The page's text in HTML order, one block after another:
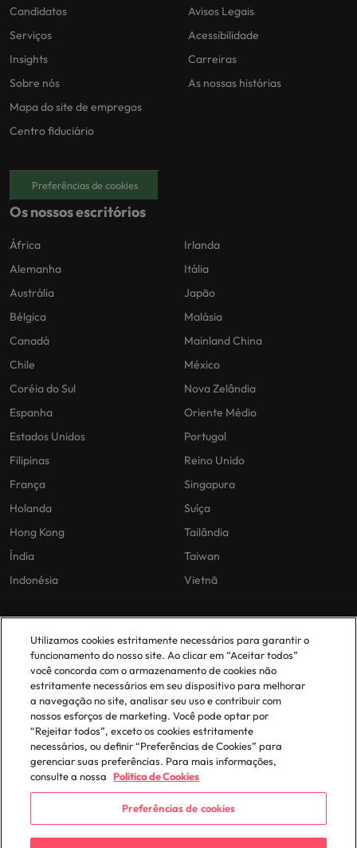
Candidatos
Serviços
Insights
Sobre nós
Mapa do site de empregos
Centro fiduciário
Avisos Legais
Acessibilidade
Carreiras
As nossas histórias
Preferências de cookies
Os nossos escritórios
África
Alemanha
Austrália
Bélgica
Canadá
Chile
Coréia do Sul
Espanha
Estados Unidos
Filipinas
França
Holanda
Hong Kong
Índia
Indonésia
Irlanda
Itália
Japão
Malásia
Mainland China
México
Nova Zelândia
Oriente Médio
Portugal
Reino Unido
Singapura
Suíça
Tailândia
Taiwan
Vietnã
As nossas políticas
Politica Privacidade
Politica de cookies
Política de Biblioteca
Politica de escravidão moderna
O nosso escritório em
Portugal
Lisboa
Utilizamos cookies estritamente necessários para garantir o
funcionamento do nosso site. Ao clicar em “Aceitar todos”
você concorda com o armazenamento de cookies não
estritamente necessários em seu dispositivo para melhorar
a navegação no site, analisar seu uso e contribuir com
nossos esforços de marketing. Você pode optar por
“Rejeitar todos”, exceto os cookies estritamente
necessários, ou definir “Preferências de Cookies” para
gerenciar suas preferências. Para mais informações,
consulte a nossa
Política de Cookies
Preferências de cookies